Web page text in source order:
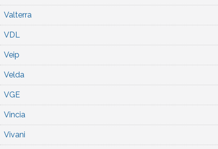
Valterra
VDL
Veip
Velda
VGE
Vincia
Vivani